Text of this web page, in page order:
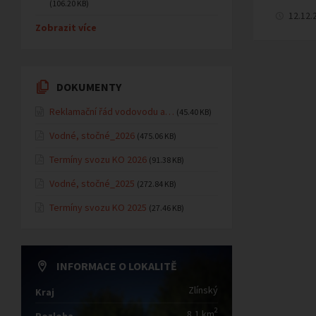
(106.20 KB)
Zobrazit více
DOKUMENTY
Reklamační řád vodovodu a… (45.40 KB)
Vodné, stočné_2026 (475.06 KB)
Termíny svozu KO 2026 (91.38 KB)
Vodné, stočné_2025 (272.84 KB)
Termíny svozu KO 2025 (27.46 KB)
INFORMACE O LOKALITĚ
Kraj Zlínský
2